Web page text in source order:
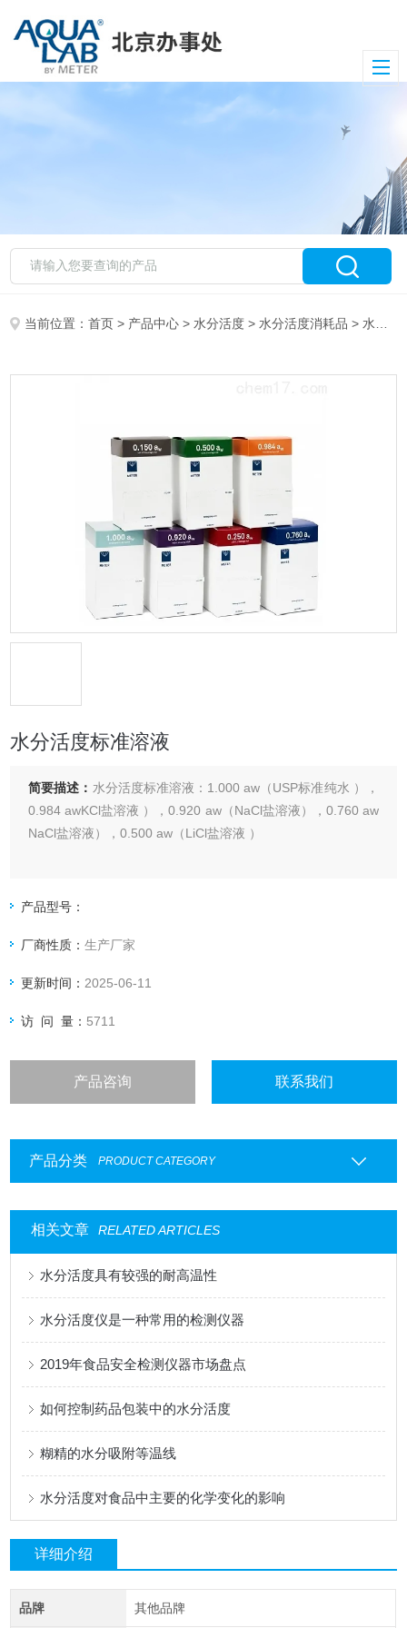
当前位置：首页 > 产品中心 > 水分活度 > 水分活度消耗品 > 水分活度标准溶液
水分活度标准溶液
简要描述： 水分活度标准溶液：1.000 aw（USP标准纯水 ），
0.984 awKCl盐溶液 ），0.920 aw（NaCl盐溶液），0.760 aw
NaCl盐溶液），0.500 aw（LiCl盐溶液 ）
产品型号：
厂商性质：生产厂家
更新时间： 2025-06-11
访 问 量： 5711
产品咨询 联系我们
产品分类 PRODUCT CATEGORY
相关文章 RELATED ARTICLES
水分活度具有较强的耐高温性
水分活度仪是一种常用的检测仪器
2019年食品安全检测仪器市场盘点
如何控制药品包装中的水分活度
糊精的水分吸附等温线
水分活度对食品中主要的化学变化的影响
详细介绍
品牌 其他品牌